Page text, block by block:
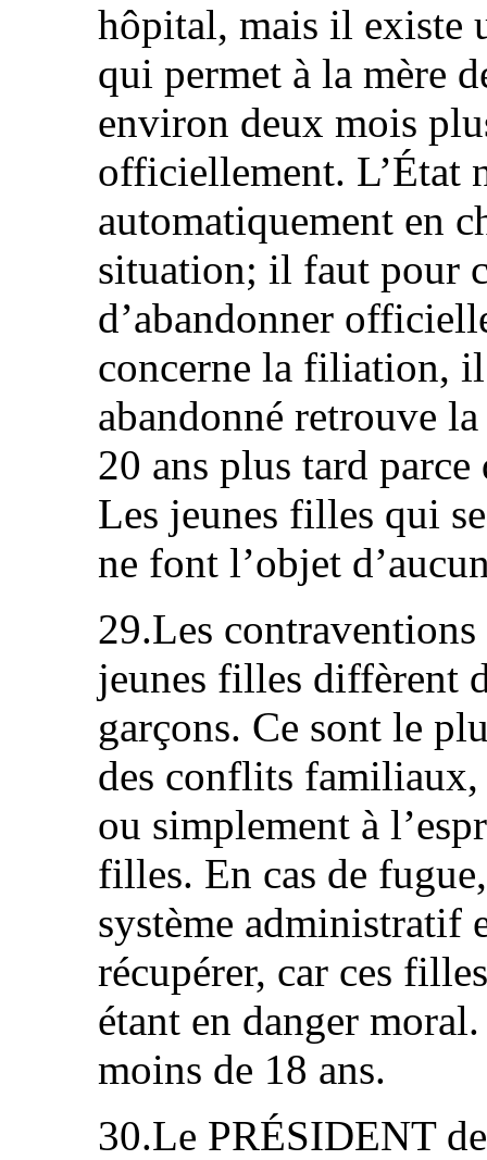
hôpital, mais il existe
qui permet à la mère
environ deux mois
officiellement. L’État
automatiquement en
situation; il faut pour
d’abandonner
concerne la filiation,
abandonné retrouve
20 ans plus tard
Les jeunes filles qui
ne font l’objet
29.Les
jeunes filles diffèrent
garçons. Ce sont le
des conflits
ou simplement à
filles. En cas de
système administratif
récupérer, car ces
étant en danger
moins de 18 ans.
30.Le PRÉSIDENT